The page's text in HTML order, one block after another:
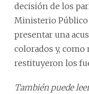
decisión de los
Ministerio
presentar una
colorados y, como
restituyeron los
También puede